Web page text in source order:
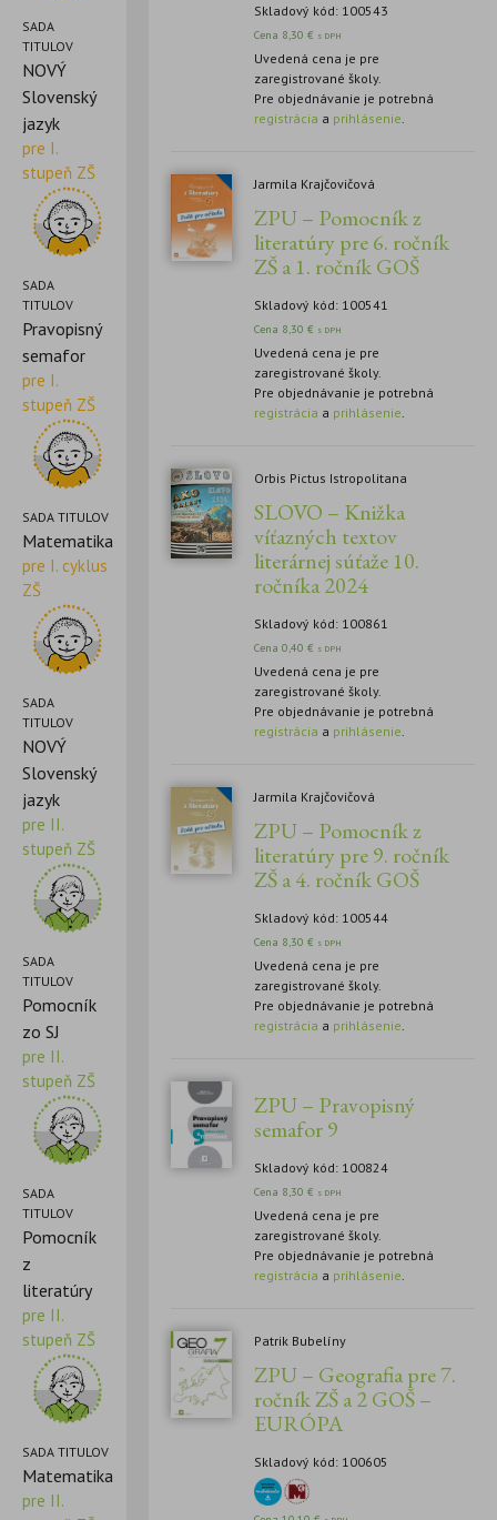
SADA
TITULOV
NOVÝ
Slovenský
jazyk
pre I.
stupeň ZŠ
SADA
TITULOV
Pravopisný
semafor
pre I.
stupeň ZŠ
SADA TITULOV
Matematika
pre I. cyklus
ZŠ
SADA
TITULOV
NOVÝ
Slovenský
jazyk
pre II.
stupeň ZŠ
SADA
TITULOV
Pomocník
zo SJ
pre II.
stupeň ZŠ
SADA
TITULOV
Pomocník
z
literatúry
pre II.
stupeň ZŠ
SADA TITULOV
Matematika
pre II.
Skladový kód: 100543
Cena 8,30€ s DPH
Uvedená cena je pre
zaregistrované školy.
Pre objednávanie je potrebná
registrácia a prihlásenie
Jarmila Krajčovičová
ZPU – Pomocník z
literatúry pre 6. ročník
ZŠ a 1. ročník GOŠ
Skladový kód: 100541
Cena 8,30€ s DPH
Uvedená cena je pre
zaregistrované školy.
Pre objednávanie je potrebná
registrácia a prihlásenie
Orbis Pictus Istropolitana
SLOVO – Knižka
víťazných textov
literárnej súťaže 10.
ročníka 2024
Skladový kód: 100861
Cena0,40€ s DPH
Uvedená cena je pre
zaregistrované školy.
Pre objednávanie je potrebná
registrácia a prihlásenie
Jarmila Krajčovičová
ZPU – Pomocník z
literatúry pre 9. ročník
ZŠ a 4. ročník GOŠ
Skladový kód: 100544
Cena 8,30€ s DPH
Uvedená cena je pre
zaregistrované školy.
Pre objednávanie je potrebná
registrácia a prihlásenie.
ZPU – Pravopisný
semafor 9
Skladový kód: 100824
Cena 8,30€ s DPH
Uvedená cena je pre
zaregistrované školy.
Pre objednávanie je potrebná
registrácia a prihlásenie.
Patrik Bubelíny
ZPU – Geografia pre 7.
ročník ZŠ a 2 GOŠ –
EURÓPA
Skladový kód: 100605